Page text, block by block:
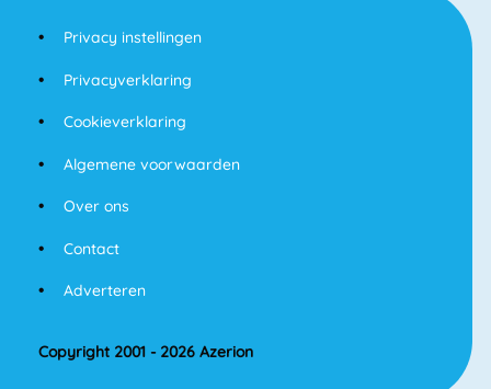
Privacy instellingen
Privacyverklaring
Cookieverklaring
Algemene voorwaarden
Over ons
Contact
Adverteren
Copyright 2001 - 2026 Azerion